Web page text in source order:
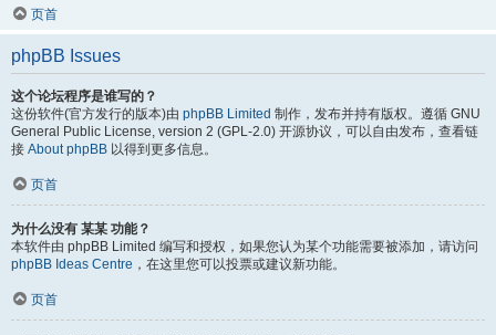
页首
phpBB Issues
这个论坛程序是谁写的？
这份软件(官方发行的版本)由 phpBB Limited 制作，发布并持有版权。遵循 GNU
General Public License, version 2 (GPL-2.0) 开源协议，可以自由发布，查看链
接 About phpBB 以得到更多信息。
页首
为什么没有 某某 功能？
本软件由 phpBB Limited 编写和授权，如果您认为某个功能需要被添加，请访问
phpBB Ideas Centre ，在这里您可以投票或建议新功能。
页首